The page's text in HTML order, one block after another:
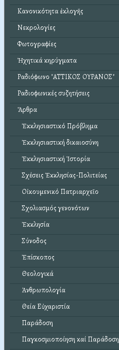
Κανονικότητα ἐκλογῆς
Νεκρολογίες
Φωτογραφίες
Ἠχητικά κηρύγματα
Ραδιόφωνο "ΑΤΤΙΚΟΣ ΟΥΡΑΝΟΣ"
Ραδιοφωνικές συζητήσεις
Ἄρθρα
Ἐκκλησιαστικό Πρόβλημα
Ἐκκλησιαστική δικαιοσύνη
Ἐκκλησιαστική Ἱστορία
Σχέσεις Ἐκκλησίας-Πολιτείας
Οἰκουμενικό Πατριαρχεῖο
Σχολιασμός γενονότων
Ἐκκλησία
Σύνοδος
Ἐπίσκοπος
Θεολογικά
Ἀνθρωπολογία
Θεία Εὐχαριστία
Παράδοση
Παγκοσμιοποίηση καί Παράδοση